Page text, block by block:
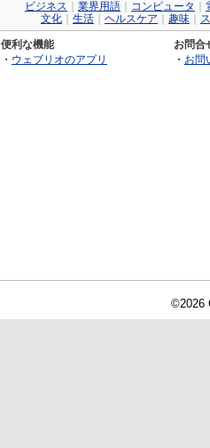
ビジネス 業界用語 コンピュータ
文化
生活 ヘルスケア 趣味
便利な機能
・ ウェブリオのアプリ
お問合
・ お問
©2026